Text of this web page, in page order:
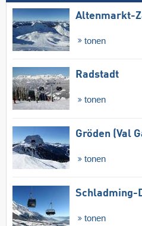
Altenmarkt-
tonen
Radstadt
tonen
Gröden (Val
tonen
Schladming-
tonen